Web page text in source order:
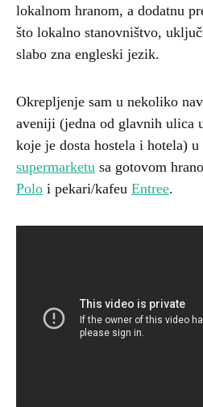
lokalnom hranom, a dodatnu
što lokalno stanovništvo,
slabo zna engleski jezik.
Okrepljenje sam u nekoliko
aveniji (jedna od glavnih ulica
koje je dosta hostela i hotela)
supermarketu sa gotovom
Polo i pekari/kafeu Entree.